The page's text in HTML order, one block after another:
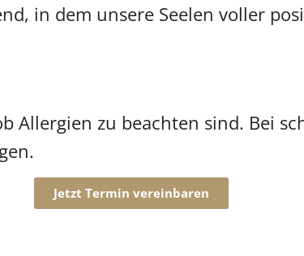
in dem unsere Seelen voller
Allergien zu beachten sind. Bei
Jetzt Termin vereinbaren